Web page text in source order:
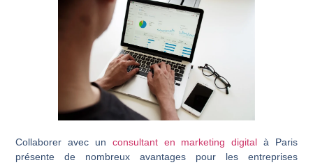
Collaborer avec un consultant en marketing digital à Paris
présente de nombreux avantages pour les entreprises